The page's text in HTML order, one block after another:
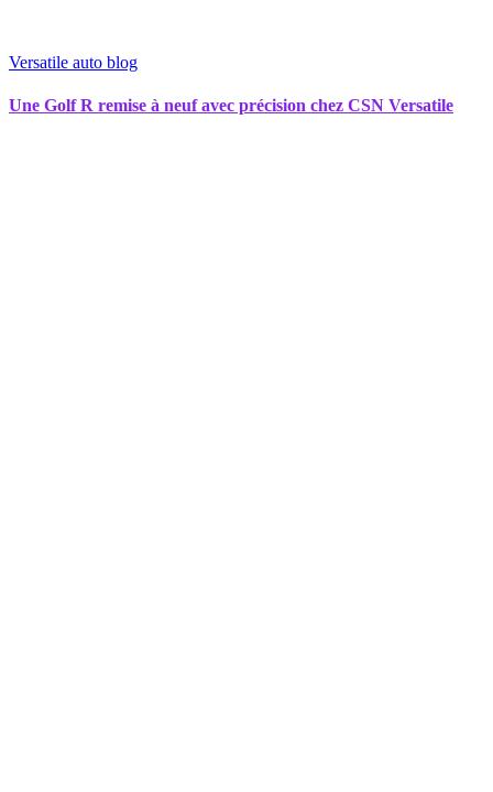
Versatile auto blog
Une Golf R remise à neuf avec précision chez CSN Versatile